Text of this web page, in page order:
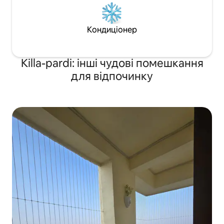
Кондиціонер
Killa-pardi: інші чудові помешкання
для відпочинку